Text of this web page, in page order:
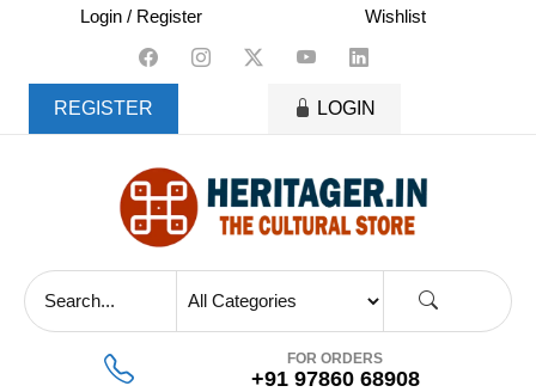
content
Login / Register Wishlist
REGISTER LOGIN
FOR ORDERS
+91 97860 68908